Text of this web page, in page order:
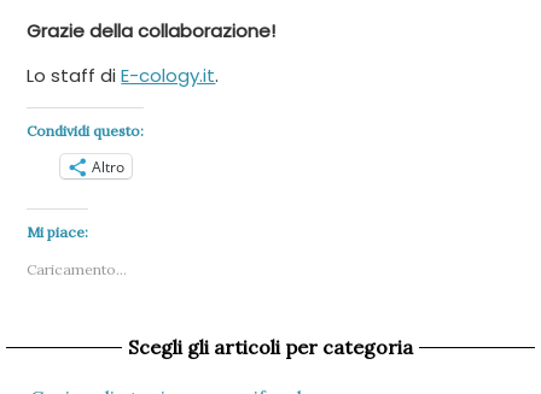
Grazie della collaborazione!
Lo staff diE-cology.it.
Condividi questo:
Altro
Mi piace:
Caricamento...
Scegli gli articoli per categoria